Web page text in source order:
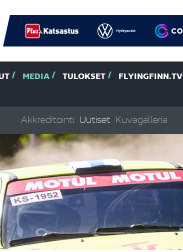
MEDIA TULOKSET FLYINGFINN.TV
Akkreditointi Uutiset Kuvagalleria